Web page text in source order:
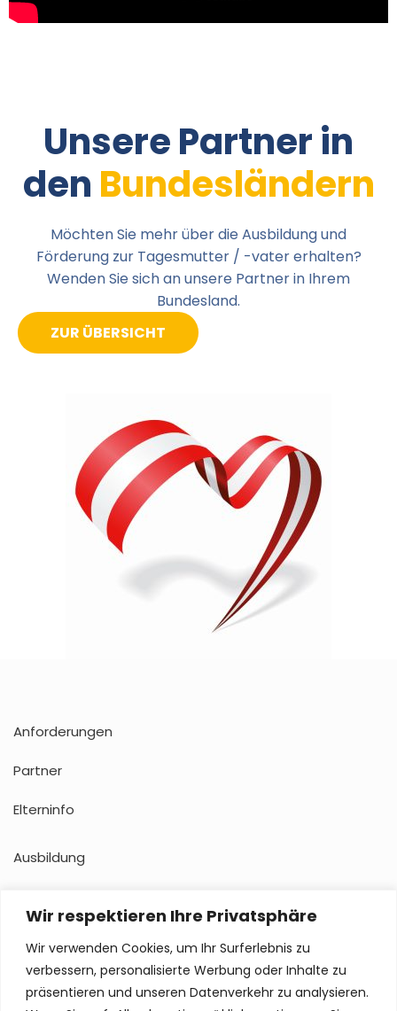
Wir respektieren Ihre Privatsphäre
Wir verwenden Cookies, um Ihr Surferlebnis zu
verbessern, personalisierte Werbung oder Inhalte zu
präsentieren und unseren Datenverkehr zu analysieren.
Unsere Partner in
den Bundesländern
Möchten Sie mehr über die Ausbildung und
Förderung zur Tagesmutter / -vater erhalten?
Wenden Sie sich an unsere Partner in Ihrem
Bundesland.
ZUR ÜBERSICHT
Anforderungen
Partner
Elterninfo
Ausbildung